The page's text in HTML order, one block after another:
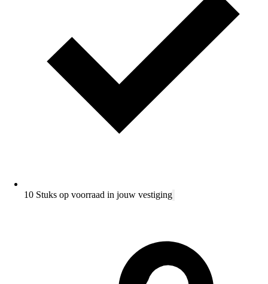
10 Stuks op voorraad in jouw vestiging